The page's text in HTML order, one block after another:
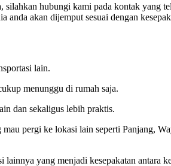
hubungi kami pada kontak yang
anda akan dijemput sesuai dengan
lain.
menunggu di rumah saja.
dan sekaligus lebih praktis.
pergi ke lokasi lain seperti Panjang,
yang menjadi kesepakatan antara